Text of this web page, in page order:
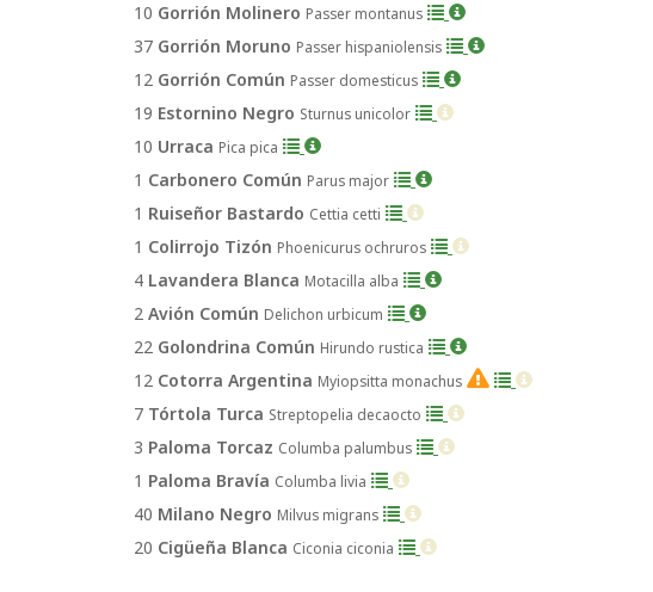
10 Gorrión Molinero Passer montanus
37 Gorrión Moruno Passer hispaniolensis
12 Gorrión Común Passer domesticus
19 Estornino Negro Sturnus unicolor
10 Urraca Pica pica
1 Carbonero Común Parus major
1 Ruiseñor Bastardo Cettia cetti
1 Colirrojo Tizón Phoenicurus ochruros
4 Lavandera Blanca Motacilla alba
2 Avión Común Delichon urbicum
22 Golondrina Común Hirundo rustica
12 Cotorra Argentina Myiopsitta monachus EX
7 Tórtola Turca Streptopelia decaocto
3 Paloma Torcaz Columba palumbus
1 Paloma Bravía Columba livia
40 Milano Negro Milvus migrans
20 Cigüeña Blanca Ciconia ciconia